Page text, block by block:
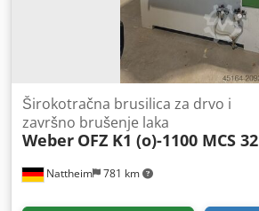
Nattheim 781 km
Širokotračna brusilica za drvo i
završno brušenje laka
Weber OFZ K1 (o)-1100 MCS 32